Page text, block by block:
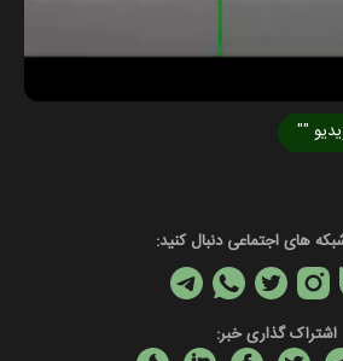
""
های اجتماعی دنبال کنید:
اشتراک گذاری خبر: